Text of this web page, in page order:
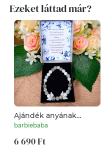
Ezeket láttad már?
Ajándék anyának
ásvány szerencse
barbiebaba
6 690 Ft